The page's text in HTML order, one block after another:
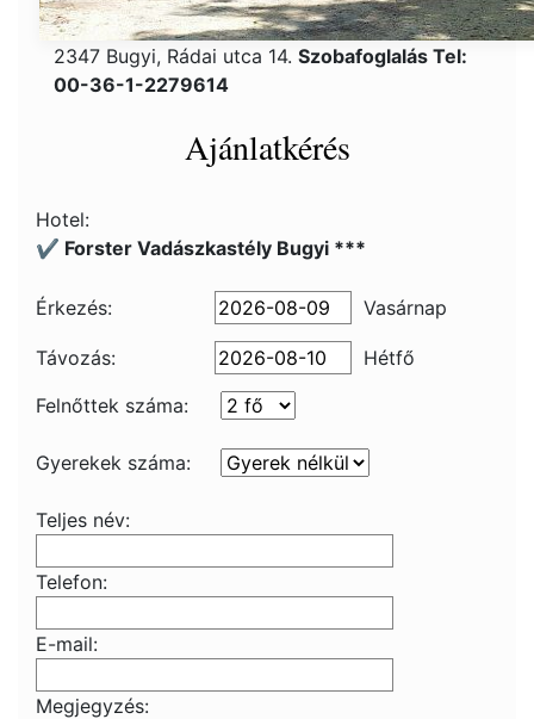
2347 Bugyi, Rádai utca 14. Szobafoglalás Tel:
00-36-1-2279614
Ajánlatkérés
Hotel:
✔️ Forster Vadászkastély Bugyi ***
Érkezés: Vasárnap
Távozás:
Hétfő
Felnőttek száma:
Gyerekek száma:
Teljes név:
Telefon:
E-mail:
Megjegyzés: